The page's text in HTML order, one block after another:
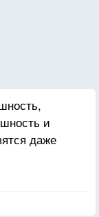
и
даже